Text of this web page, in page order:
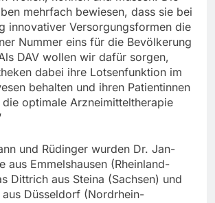
mehrfach bewiesen, dass sie bei
innovativer Versorgungsformen die
Nummer eins für die Bevölkerung
DAV wollen wir dafür sorgen,
dabei ihre Lotsenfunktion im
behalten und ihren Patientinnen
die optimale Arzneimitteltherapie
und Rüdinger wurden Dr. Jan-
aus Emmelshausen (Rheinland-
Dittrich aus Steina (Sachsen) und
aus Düsseldorf (Nordrhein-